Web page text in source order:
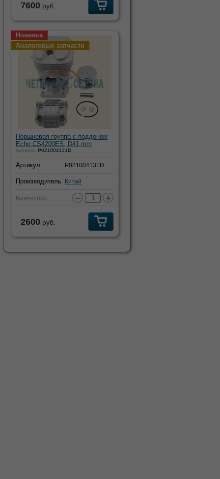
7600 руб.
Новинка
Аналоговые запчасти
Поршневая группа с поддоном
Echo CS4200ES, D41 mm
Артикул: P021004131D
Артикул P021004131D
Производитель Китай
Количество: − +
2600 руб.